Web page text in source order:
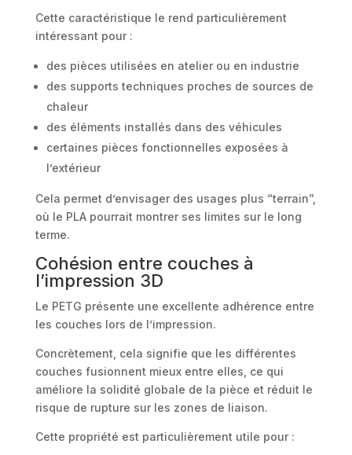
Cette caractéristique le rend particulièrement
intéressant pour :
des pièces utilisées en atelier ou en industrie
des supports techniques proches de sources de
chaleur
des éléments installés dans des véhicules
certaines pièces fonctionnelles exposées à
l’extérieur
Cela permet d’envisager des usages plus “terrain”,
où le PLA pourrait montrer ses limites sur le long
terme.
Cohésion entre couches à
l’impression 3D
Le PETG présente une excellente adhérence entre
les couches lors de l’impression.
Concrètement, cela signifie que les différentes
couches fusionnent mieux entre elles, ce qui
améliore la solidité globale de la pièce et réduit le
risque de rupture sur les zones de liaison.
Cette propriété est particulièrement utile pour :